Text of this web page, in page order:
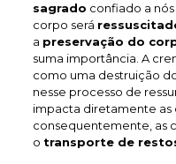
sagrado confiado a
corpo será
a preservação do
suma importância. A
como uma destruição
nesse processo de
impacta diretamente as
consequentemente, as
o transporte de